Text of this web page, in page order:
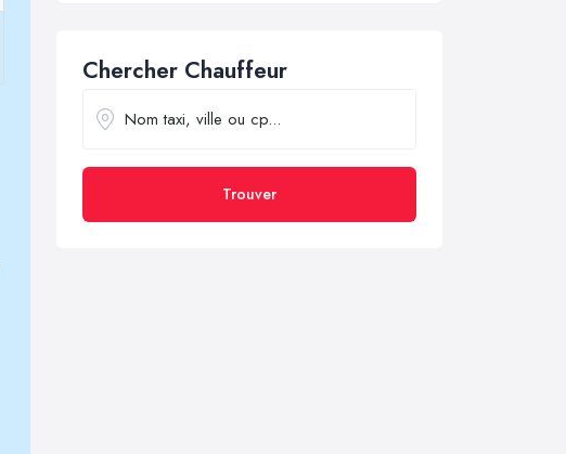
Chercher Chauffeur
Trouver